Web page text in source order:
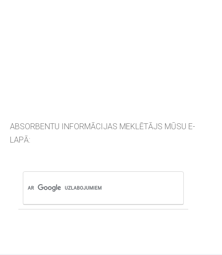
ABSORBENTU INFORMĀCIJAS MEKLĒTĀJS MŪSU E-
LAPĀ: